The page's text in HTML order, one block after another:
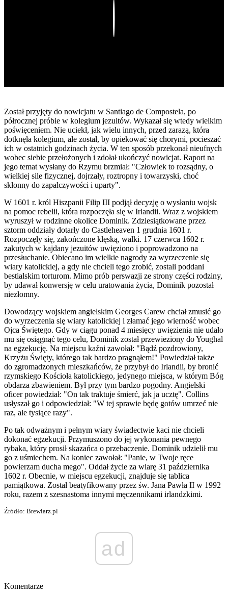
Został przyjęty do nowicjatu w Santiago de Compostela, po
półrocznej próbie w kolegium jezuitów. Wykazał się wtedy wielkim
poświęceniem. Nie uciekł, jak wielu innych, przed zarazą, która
dotknęła kolegium, ale został, by opiekować się chorymi, pocieszać
ich w ostatnich godzinach życia. W ten sposób przekonał nieufnych
wobec siebie przełożonych i zdołał ukończyć nowicjat. Raport na
jego temat wysłany do Rzymu brzmiał: "Człowiek to rozsądny, o
wielkiej sile fizycznej, dojrzały, roztropny i towarzyski, choć
skłonny do zapalczywości i uparty".
W 1601 r. król Hiszpanii Filip III podjął decyzję o wysłaniu wojsk
na pomoc rebelii, która rozpoczęła się w Irlandii. Wraz z wojskiem
wyruszył w rodzinne okolice Dominik. Zdziesiątkowane przez
sztorm oddziały dotarły do Castleheaven 1 grudnia 1601 r.
Rozpoczęły się, zakończone klęską, walki. 17 czerwca 1602 r.
zakutych w kajdany jezuitów uwięziono i poprowadzono na
przesłuchanie. Obiecano im wielkie nagrody za wyrzeczenie się
wiary katolickiej, a gdy nie chcieli tego zrobić, zostali poddani
bestialskim torturom. Mimo prób perswazji ze strony części rodziny,
by udawał konwersję w celu uratowania życia, Dominik pozostał
niezłomny.
Dowodzący wojskiem angielskim Georges Carew chciał zmusić go
do wyrzeczenia się wiary katolickiej i złamać jego wierność wobec
Ojca Świętego. Gdy w ciągu ponad 4 miesięcy uwięzienia nie udało
mu się osiągnąć tego celu, Dominik został przewieziony do Youghal
na egzekucję. Na miejscu kaźni zawołał: "Bądź pozdrowiony,
Krzyżu Święty, którego tak bardzo pragnąłem!" Powiedział także
do zgromadzonych mieszkańców, że przybył do Irlandii, by bronić
rzymskiego Kościoła katolickiego, jedynego miejsca, w którym Bóg
obdarza zbawieniem. Był przy tym bardzo pogodny. Angielski
oficer powiedział: "On tak traktuje śmierć, jak ja ucztę". Collins
usłyszał go i odpowiedział: "W tej sprawie będę gotów umrzeć nie
raz, ale tysiące razy".
Po tak odważnym i pełnym wiary świadectwie kaci nie chcieli
dokonać egzekucji. Przymuszono do jej wykonania pewnego
rybaka, który prosił skazańca o przebaczenie. Dominik udzielił mu
go z uśmiechem. Na koniec zawołał: "Panie, w Twoje ręce
powierzam ducha mego". Oddał życie za wiarę 31 października
1602 r. Obecnie, w miejscu egzekucji, znajduje się tablica
pamiątkowa. Został beatyfikowany przez św. Jana Pawła II w 1992
roku, razem z szesnastoma innymi męczennikami irlandzkimi.
Źródło: Brewiarz.pl
ad
Komentarze